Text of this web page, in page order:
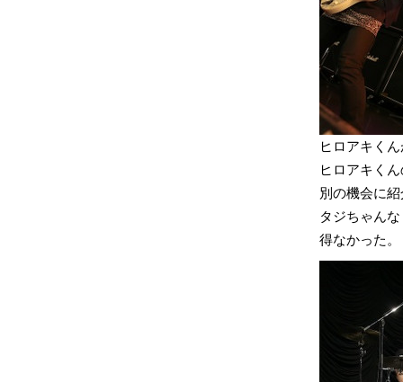
ヒロアキく
ヒロアキく
別の機会に
タジちゃん
得なかった。